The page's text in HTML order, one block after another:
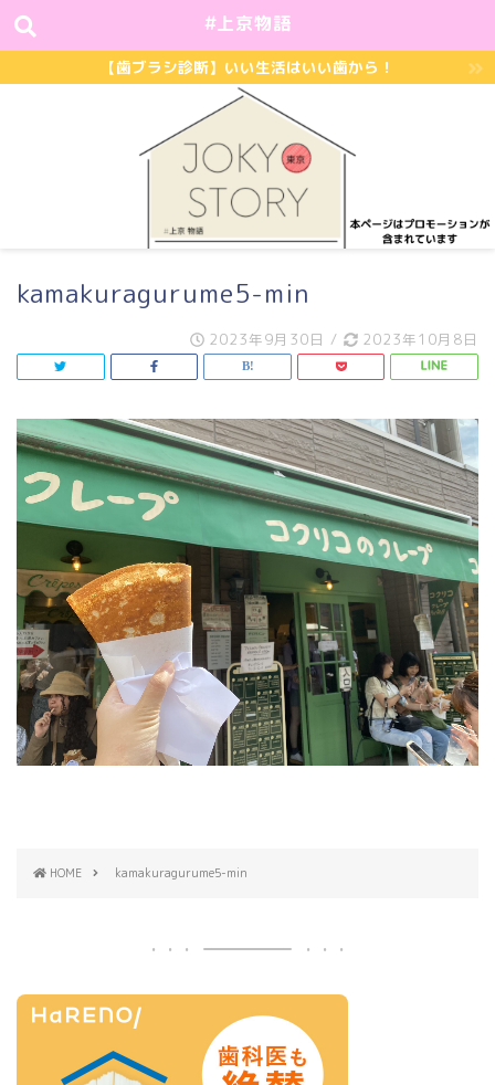
#上京物語
【歯ブラシ診断】いい生活はいい歯から！
kamakuragurume5-min
2023年9月30日 / 2023年10月8日
HOME kamakuragurume5-min